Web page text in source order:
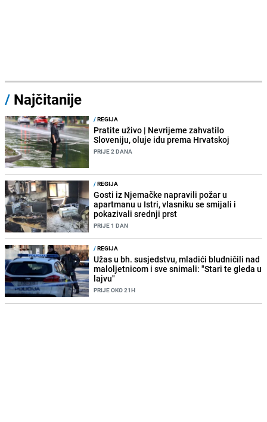
/ Najčitanije
/REGIJA
Pratite uživo | Nevrijeme zahvatilo
Sloveniju, oluje idu prema Hrvatskoj
PRIJE 2 DANA
/REGIJA
Gosti iz Njemačke napravili požar u
apartmanu u Istri, vlasniku se smijali i
pokazivali srednji prst
PRIJE 1 DAN
/REGIJA
Užas u bh. susjedstvu, mladići bludničili nad
maloljetnicom i sve snimali: "Stari te gleda u
lajvu"
PRIJE OKO 21H